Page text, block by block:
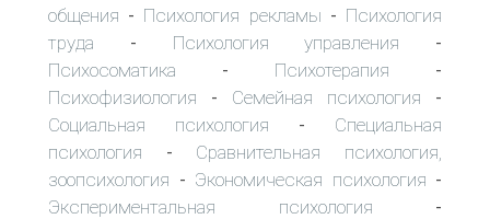
общения - Психология рекламы - Психология
труда - Психология управления -
Психосоматика - Психотерапия -
Психофизиология - Семейная психология -
Социальная психология - Специальная
психология - Сравнительная психология,
зоопсихология - Экономическая психология -
Экспериментальная психология -